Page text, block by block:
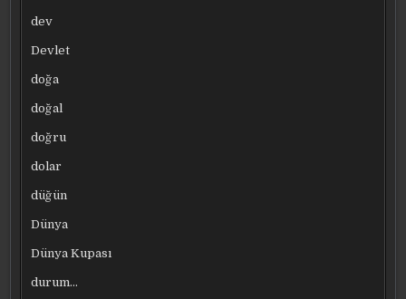
dev
Devlet
doğa
doğal
doğru
dolar
düğün
Dünya
Dünya Kupası
durum…